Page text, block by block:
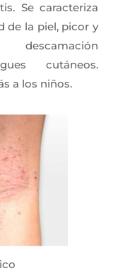
Se caracteriza
de la piel, picor y
cutáneos.
a los niños.